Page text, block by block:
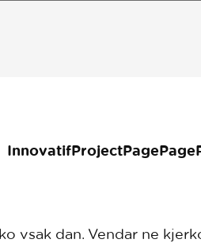
vsak dan. Vendar ne